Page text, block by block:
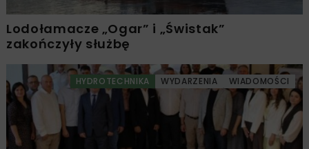
Lodołamacze „Ogar” i „Świstak”
zakończyły służbę
HYDROTECHNIKA WYDARZENIA WIADOMOŚCI